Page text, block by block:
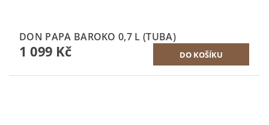
DON PAPA BAROKO 0,7 L (TUBA)
1 099 Kč